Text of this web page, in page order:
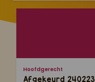
Hoofdgerecht
Afgekeurd 240223